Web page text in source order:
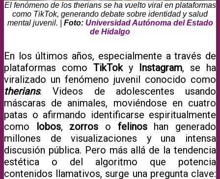
El fenómeno de los therians se ha vuelto viral en plataformas
como TikTok, generando debate sobre identidad y salud
mental juvenil. | Foto: Universidad Autónoma del Estado
de Hidalgo
En los últimos años, especialmente a través de
plataformas como TikToky Instagram, se ha
viralizado un fenómeno juvenil conocido como
therians. Videos de adolescentes usando
máscaras de animales, moviéndose en cuatro
patas o afirmando identificarse espiritualmente
como lobos, zorros o felinoshan generado
millones de visualizaciones y una intensa
discusión pública. Pero más allá de la tendencia
estética o del algoritmo que potencia
contenidos llamativos, surge una pregunta clave: